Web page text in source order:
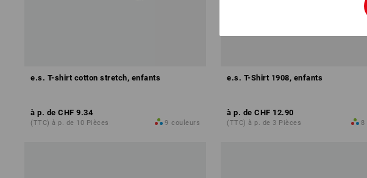
e.s. T-shirt cotton stretch, enfants
à p. de CHF 9.34
(TTC) à p. de 10 Pièces 9 couleurs
e.s. T-Shirt 1908, enfants
à p. de CHF 12.90
(TTC) à p. de 3 Pièces 8